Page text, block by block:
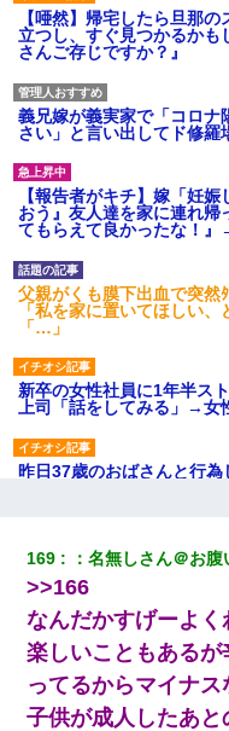
【唖然】帰宅したら旦那
立つし、すぐ見つかるか
さんご存じですか？』
義兄嫁が義実家で「コロナ
さい」と言い出してド修羅
【報告者がキチ】嫁「妊
おう』友人達を家に連れ
てもらえて良かったな！』
父親がくも膜下出血で突
「私を家に置いてほしい
「…」
新卒の女性社員に1年半ス
上司「話をしてみる」→女
昨日37歳のおばさんと行
【身体で払わせて】女友
ださい……」俺「いいよ！
い……」俺「ほい！10万
【衝撃】女友達から行為中
169 ：名無しさん＠お腹
>>166
なんだかすげーよく
楽しいこともある
ってるからマイナス
子供が成人したあ